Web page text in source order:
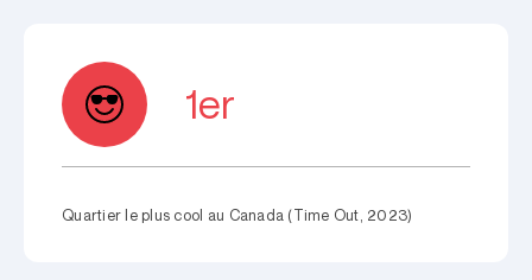
1er
Quartier le plus cool au Canada (Time Out, 2023)